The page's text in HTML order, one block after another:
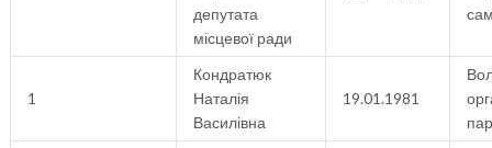
депутата
місцевої ради
1
Кондратюк
Наталія
Василівна
19.01.1981